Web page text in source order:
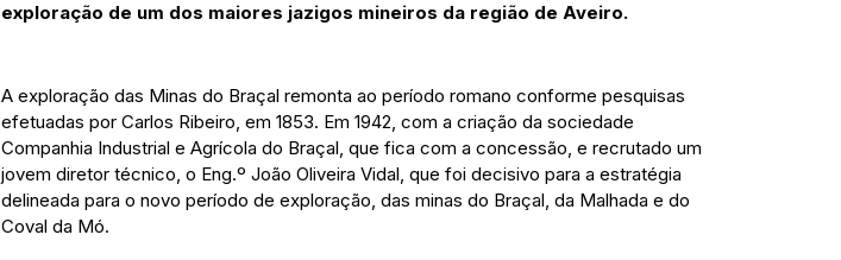
exploração de um dos maiores jazigos mineiros da região de Aveiro.
A exploração das Minas do Braçal remonta ao período romano conforme pesquisas
efetuadas por Carlos Ribeiro, em 1853. Em 1942, com a criação da sociedade
Companhia Industrial e Agrícola do Braçal, que fica com a concessão, e recrutado um
jovem diretor técnico, o Eng.º João Oliveira Vidal, que foi decisivo para a estratégia
delineada para o novo período de exploração, das minas do Braçal, da Malhada e do
Coval da Mó.